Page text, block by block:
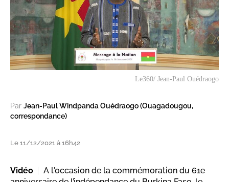
Le360/ Jean-Paul Ouédraogo
Par Jean-Paul Windpanda Ouédraogo (Ouagadougou,
correspondance)
Le 11/12/2021 à 16h42
Vidéo
A l'occasion de la commémoration du 61e